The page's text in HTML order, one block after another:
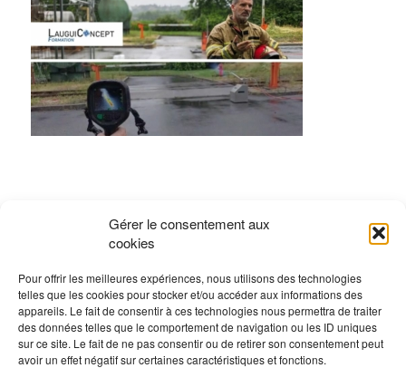
Gérer le consentement aux
cookies
Pour offrir les meilleures expériences, nous utilisons des technologies
telles que les cookies pour stocker et/ou accéder aux informations des
appareils. Le fait de consentir à ces technologies nous permettra de traiter
des données telles que le comportement de navigation ou les ID uniques
sur ce site. Le fait de ne pas consentir ou de retirer son consentement peut
avoir un effet négatif sur certaines caractéristiques et fonctions.